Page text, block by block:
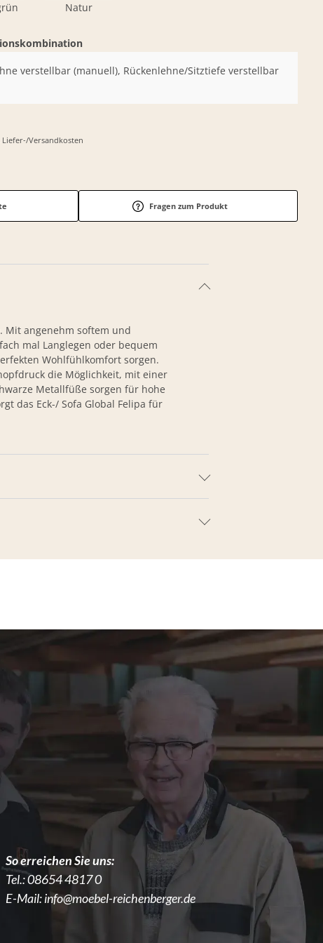
Natur
verstellbar (manuell), Rückenlehne/Sitztiefe verstellbar
Liefer-/Versandkosten
Fragen zum Produkt
Mit angenehm softem und
mal Langlegen oder bequem
Wohlfühlkomfort sorgen.
die Möglichkeit, mit einer
Metallfüße sorgen für hohe
das Eck-/ Sofa Global Felipa für
So erreichen Sie uns:
Tel.:08654 4817 0
E-Mail:info@moebel-reichenberger.de